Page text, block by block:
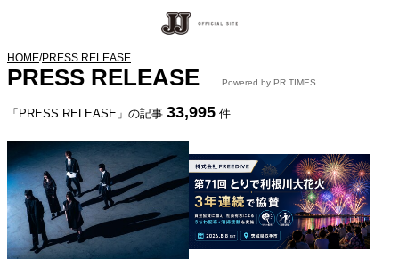
HOME/PRESS RELEASE
PRESS RELEASE Powered by PR TIMES
「PRESS RELEASE」の記事 33,995 件